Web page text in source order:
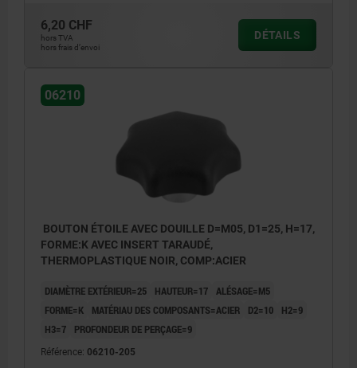
6,20 CHF
hors TVA
hors frais d’envoi
DÉTAILS
06210
BOUTON ÉTOILE AVEC DOUILLE D=M05, D1=25, H=17,
FORME:K AVEC INSERT TARAUDÉ,
THERMOPLASTIQUE NOIR, COMP:ACIER
DIAMÈTRE EXTÉRIEUR=25 HAUTEUR=17 ALÉSAGE=M5
FORME=K
MATÉRIAU DES COMPOSANTS=ACIER D2=10
H2=9
H3=7
PROFONDEUR DE PERÇAGE=9
Référence: 06210-205